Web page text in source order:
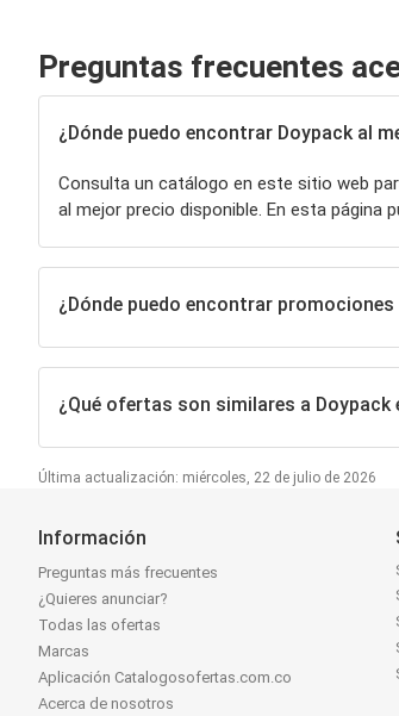
Preguntas frecuentes
¿Dónde puedo encontrar Doypack al
Consulta un catálogo en este sitio web
al mejor precio disponible. En esta página
¿Dónde puedo encontrar promociones
¿Qué ofertas son similares a Doypack
Última actualización: miércoles, 22 de julio de 2026
Información
Preguntas más frecuentes
¿Quieres anunciar?
Todas las ofertas
Marcas
Aplicación Catalogosofertas.com.co
Acerca de nosotros